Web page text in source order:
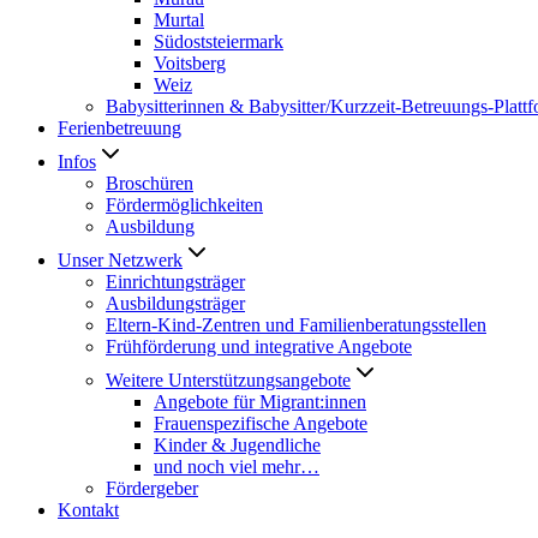
Murtal
Südoststeiermark
Voitsberg
Weiz
Babysitterinnen & Babysitter/Kurzzeit-Betreuungs-
Ferienbetreuung
Infos
Broschüren
Fördermöglichkeiten
Ausbildung
Unser Netzwerk
Einrichtungsträger
Ausbildungsträger
Eltern-Kind-Zentren und Familienberatungsstellen
Frühförderung und integrative Angebote
Weitere Unterstützungsangebote
Angebote für Migrant:innen
Frauenspezifische Angebote
Kinder & Jugendliche
und noch viel mehr…
Fördergeber
Kontakt